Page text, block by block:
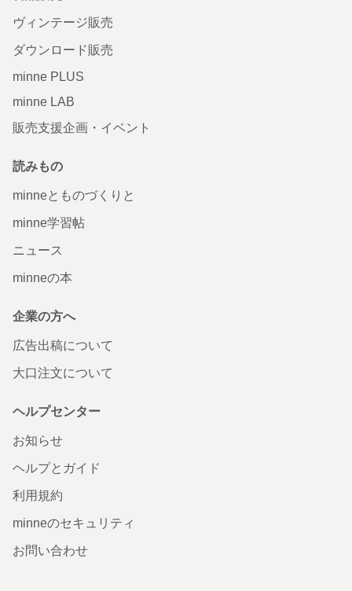
ヴィンテージ販売
ダウンロード販売
minne PLUS
minne LAB
販売支援企画・イベント
読みもの
minneとものづくりと
minne学習帖
ニュース
minneの本
企業の方へ
広告出稿について
大口注文について
ヘルプセンター
お知らせ
ヘルプとガイド
利用規約
minneのセキュリティ
お問い合わせ